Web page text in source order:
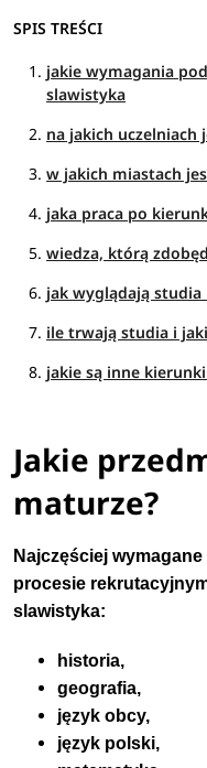
SPIS TREŚCI
jakie wymagania
slawistyka
na jakich uczelniach
w jakich miastach
jaka praca po
wiedza, którą
jak wyglądają
ile trwają studia i
jakie są inne
Jakie
maturze?
Najczęściej
procesie
slawistyka:
historia,
geografia,
język obcy,
język polski,